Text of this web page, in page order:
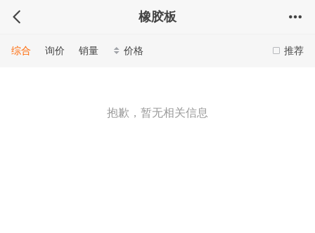
橡胶板
推荐
综合 询价 销量 价格
抱歉，暂无相关信息